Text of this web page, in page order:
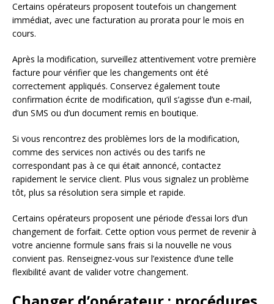
Certains opérateurs proposent toutefois un changement
immédiat, avec une facturation au prorata pour le mois en
cours.
Après la modification, surveillez attentivement votre première
facture pour vérifier que les changements ont été
correctement appliqués. Conservez également toute
confirmation écrite de modification, qu’il s’agisse d’un e-mail,
d’un SMS ou d’un document remis en boutique.
Si vous rencontrez des problèmes lors de la modification,
comme des services non activés ou des tarifs ne
correspondant pas à ce qui était annoncé, contactez
rapidement le service client. Plus vous signalez un problème
tôt, plus sa résolution sera simple et rapide.
Certains opérateurs proposent une période d’essai lors d’un
changement de forfait. Cette option vous permet de revenir à
votre ancienne formule sans frais si la nouvelle ne vous
convient pas. Renseignez-vous sur l’existence d’une telle
flexibilité avant de valider votre changement.